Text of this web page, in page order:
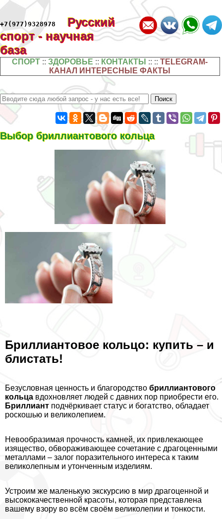
+7(977)9328978
Русский
спорт - научная
база
СПОРТ ::ЗДОРОВЬЕ :: КОНТАКТЫ :: ::TELEGRAM-
КАНАЛ ИНТЕРЕСНЫЕ ФАКТЫ
Выбор бриллиантового кольца
Бриллиантовое кольцо: купить – и
блистать!
Безусловная ценность и благородство бриллиантового
кольца вдохновляет людей с давних пор приобрести его.
Бриллиант подчёркивает статус и богатство, обладает
роскошью и великолепием.
Невообразимая прочность камней, их привлекающее
изящество, обвораживающее сочетание с драгоценными
металлами – залог поразительного интереса к таким
великолепным и утонченным изделиям.
Устроим же маленькую экскурсию в мир драгоценной и
высококачественной красоты, которая представлена
вашему взору во всём своём великолепии и тонкости.